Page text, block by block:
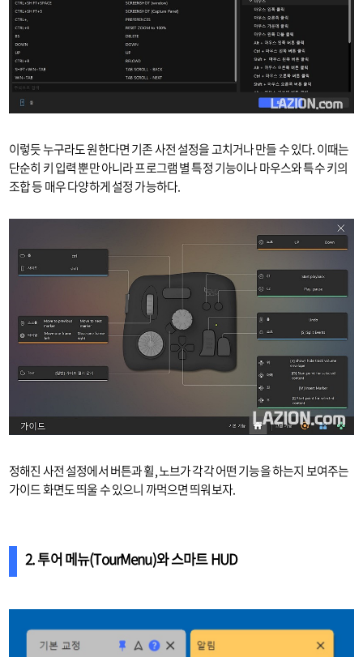
이렇듯 누구라도 원한다면 기존 사전 설정을 고치거나 만들 수 있다. 이때는
단순히 키 입력 뿐만 아니라 프로그램 별 특정 기능이나 마우스와 특수 키의
조합 등 매우 다양하게 설정 가능하다.
정해진 사전 설정에서 버튼과 휠, 노브가 각각 어떤 기능을 하는지 보여주는
가이드 화면도 띄울 수 있으니 까먹으면 띄워보자.
2. 투어 메뉴(TourMenu)와 스마트 HUD